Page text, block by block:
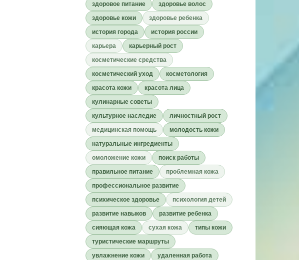
здоровое питание
здоровье волос
здоровье кожи
здоровье ребенка
история города
история россии
карьера
карьерный рост
косметические средства
косметический уход
косметология
красота кожи
красота лица
кулинарные советы
культурное наследие
личностный рост
медицинская помощь
молодость кожи
натуральные ингредиенты
омоложение кожи
поиск работы
правильное питание
проблемная кожа
профессиональное развитие
психическое здоровье
психология детей
развитие навыков
развитие ребенка
сияющая кожа
сухая кожа
типы кожи
туристические маршруты
увлажнение кожи
удаленная работа